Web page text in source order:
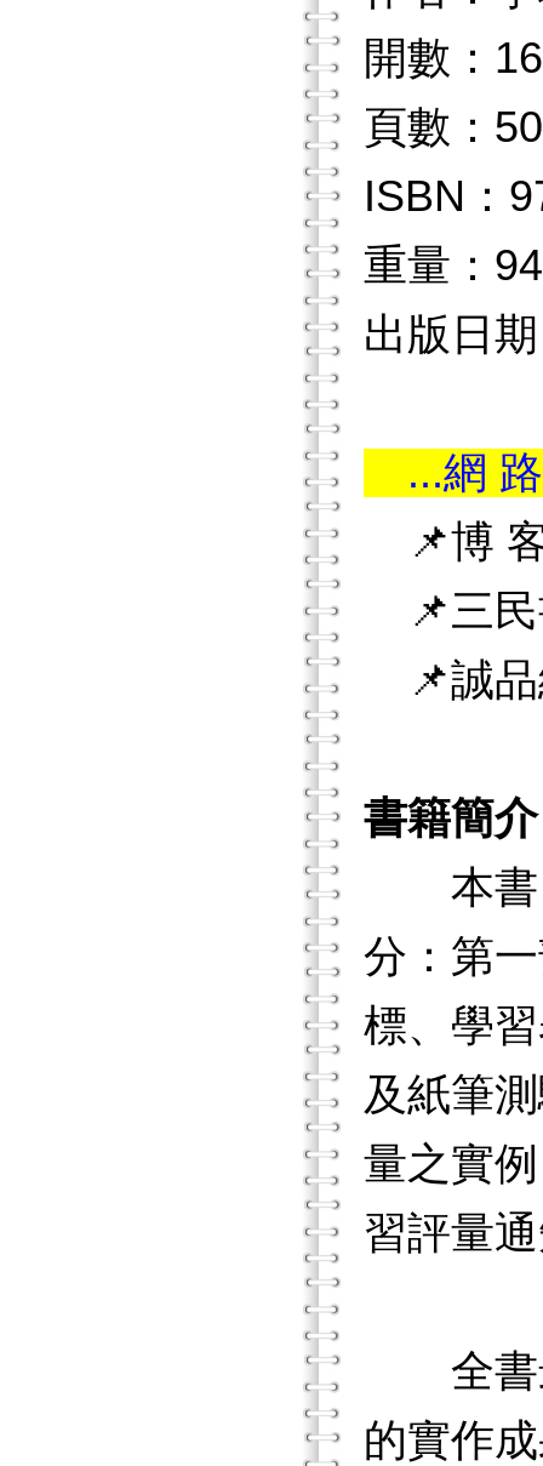
開數：16
頁數：
ISBN：
重量：
出版日
...網
📌博
📌三民
📌誠品
書籍簡介
本書旨
分：第
標、學
及紙筆
量之實
習評量
全書最
的實作